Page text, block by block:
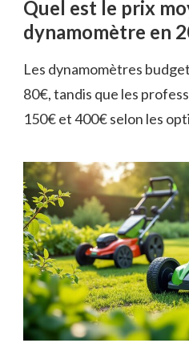
Quel est le prix
dynamomètre en
Les dynamomètres
80€, tandis que les
150€ et 400€ selon les